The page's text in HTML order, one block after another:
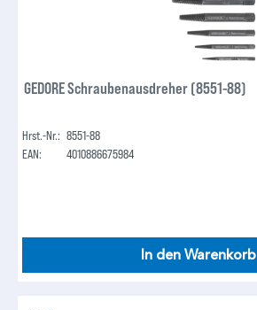
GEDORE Schraubenausdreher (8551-88)
Hrst.-Nr.: 8551-88
EAN:
4010886675984
In den Warenkorb